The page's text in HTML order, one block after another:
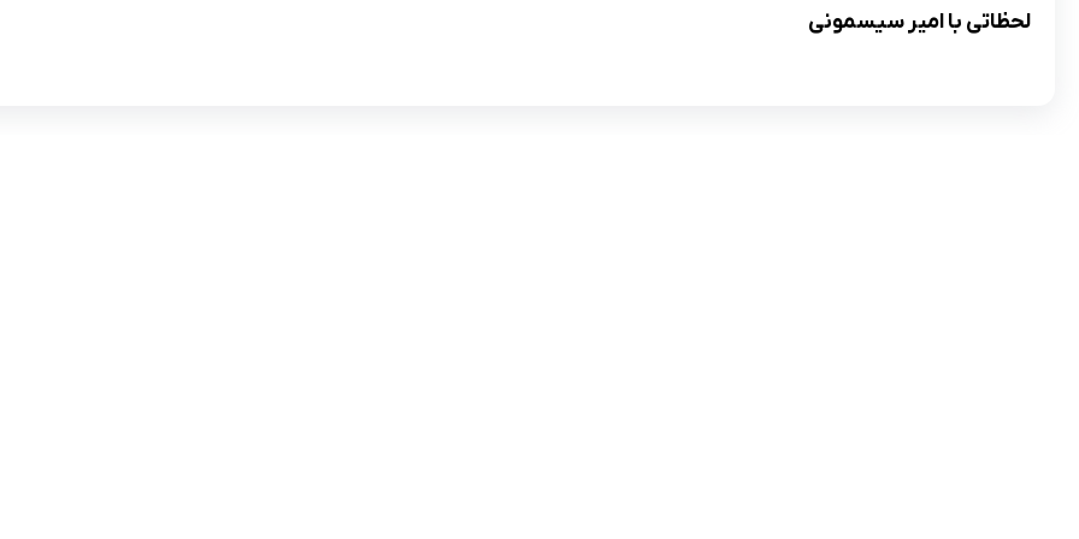
لحظاتی با امیر سیسمونی